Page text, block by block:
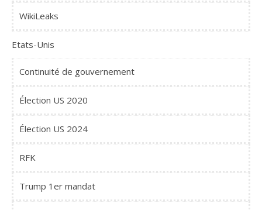
WikiLeaks
Etats-Unis
Continuité de gouvernement
Élection US 2020
Élection US 2024
RFK
Trump 1er mandat